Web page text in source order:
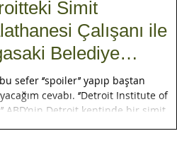
Simit
Çalışanı ile
Belediye
ne birleştirdi ?
yapıp baştan
cevabı. ‘’Detroit Institute of
Bagels’’ ABD’nin Detroit kentinde bir simit...